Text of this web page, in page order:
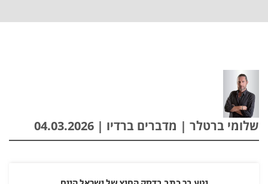
שלומי ברטלר | מדברים ברדיו | 04.03.2026